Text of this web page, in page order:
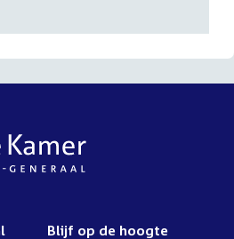
Blijf op de hoogte